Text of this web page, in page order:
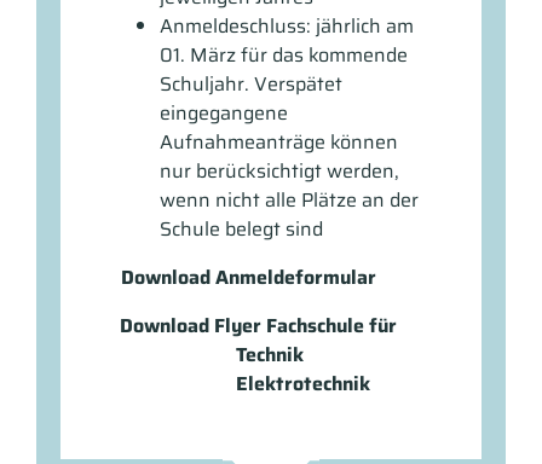
Anmeldeschluss: jährlich am
01. März für das kommende
Schuljahr. Verspätet
eingegangene
Aufnahmeanträge können
nur berücksichtigt werden,
wenn nicht alle Plätze an der
Schule belegt sind
Download Anmeldeformular
Download Flyer Fachschule für
Technik
Elektrotechnik